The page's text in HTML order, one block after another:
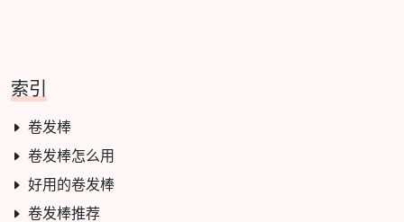
索引
卷发棒
卷发棒怎么用
好用的卷发棒
卷发棒推荐